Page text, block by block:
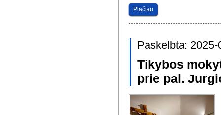
Plačiau
Paskelbta: 2025-
Tikybos
prie pal.